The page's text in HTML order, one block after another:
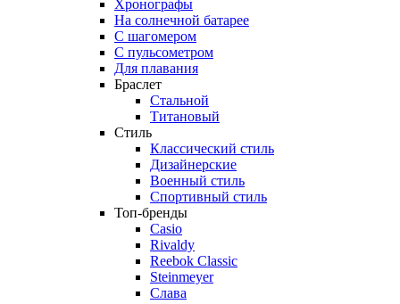
Хронографы
На солнечной батарее
С шагомером
С пульсометром
Для плавания
Браслет
Стальной
Титановый
Стиль
Классический стиль
Дизайнерские
Военный стиль
Спортивный стиль
Топ-бренды
Casio
Rivaldy
Reebok Classic
Steinmeyer
Слава